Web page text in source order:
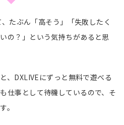
たぶん「高そう」「失敗したく
の？」という気持ちがあると思
、DXLIVEにずっと無料で遊べる
仕事として待機しているので、そ
。